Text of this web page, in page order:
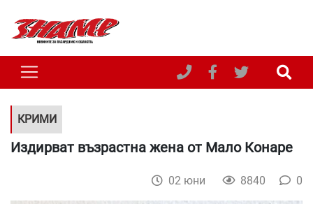
КРИМИ
Издирват възрастна жена от Мало Конаре
02 юни 8840 0